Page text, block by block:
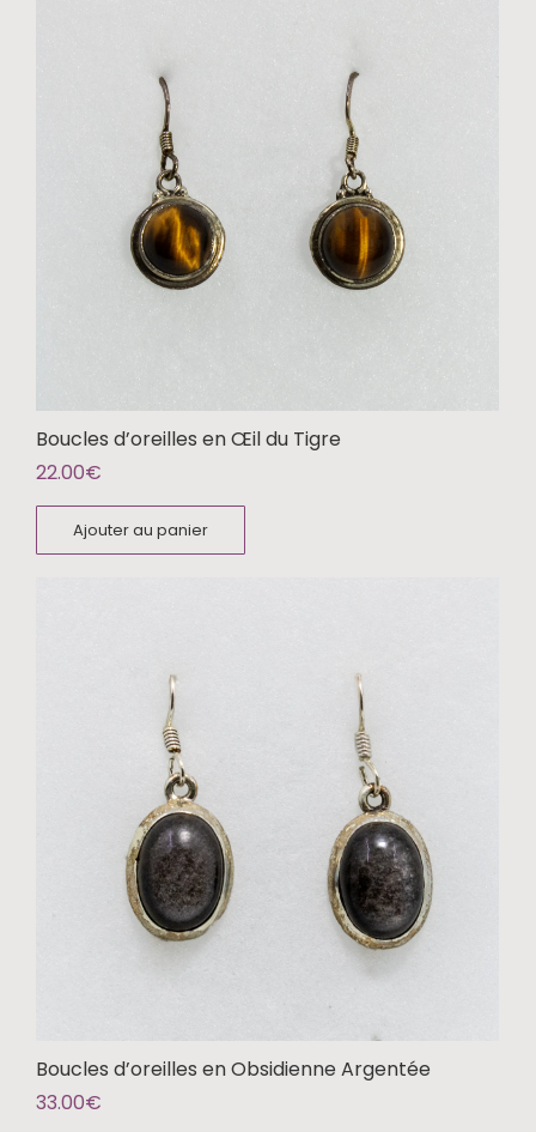
Boucles d’oreilles en Œil du Tigre
22.00€
Ajouter au panier
Boucles d’oreilles en Obsidienne Argentée
33.00€